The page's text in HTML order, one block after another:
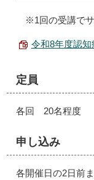
※1回の受講でサ
令和8年度認知
定員
各回 20名程度
申し込み
各開催日の2日前